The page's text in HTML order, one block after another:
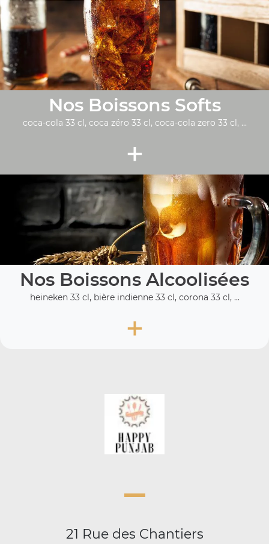
Nos Boissons Softs
coca-cola 33 cl, coca zéro 33 cl, coca-cola zero 33 cl, ...
+
Nos Boissons Alcoolisées
heineken 33 cl, bière indienne 33 cl, corona 33 cl, ...
+
21 Rue des Chantiers